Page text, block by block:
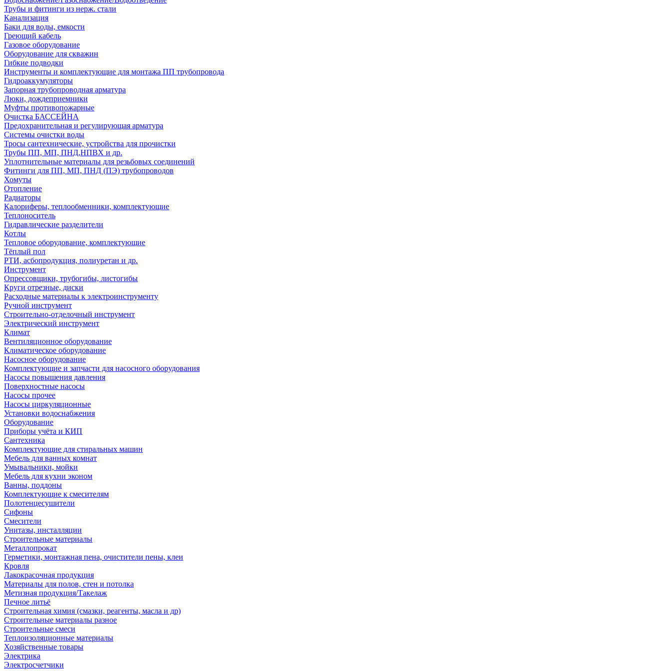
Трубы и фитинги из нерж. стали
Канализация
Баки для воды, емкости
Греющий кабель
Газовое оборудование
Оборудование для скважин
Гибкие подводки
Инструменты и комплектующие для монтажа ПП трубопровода
Гидроаккумуляторы
Запорная трубопроводная арматура
Люки, дождеприемники
Муфты противопожарные
Очистка БАССЕЙНА
Предохранительная и регулирующая арматура
Системы очистки воды
Тросы сантехнические, устройства для прочистки
Трубы ПП, МП, ПНД,НПВХ и др.
Уплотнительные материалы для резьбовых соединений
Фитинги для ПП, МП, ПНД (ПЭ) трубопроводов
Хомуты
Отопление
Радиаторы
Калориферы, теплообменники, комплектующие
Теплоноситель
Гидравлические разделители
Котлы
Тепловое оборудование, комплектующие
Тёплый пол
РТИ, асбопродукция, полиуретан и др.
Инструмент
Опрессовщики, трубогибы, листогибы
Круги отрезные, диски
Расходные материалы к электроинструменту
Ручной инструмент
Строительно-отделочный инструмент
Электрический инструмент
Климат
Вентиляционное оборудование
Климатическое оборудование
Насосное оборудование
Комплектующие и запчасти для насосного оборудования
Насосы повышения давления
Поверхностные насосы
Насосы прочее
Насосы циркуляционные
Установки водоснабжения
Оборудование
Приборы учёта и КИП
Сантехника
Комплектующие для стиральных машин
Мебель для ванных комнат
Умывальники, мойки
Мебель для кухни эконом
Ванны, поддоны
Комплектующие к смесителям
Полотенцесушители
Сифоны
Смесители
Унитазы, инсталляции
Строительные материалы
Металлопрокат
Герметики, монтажная пена, очистители пены, клеи
Кровля
Лакокрасочная продукция
Материалы для полов, стен и потолка
Метизная продукция/Такелаж
Печное литьё
Строительная химия (смазки, реагенты, масла и др)
Строительные материалы разное
Строительные смеси
Теплоизоляционные материалы
Хозяйственные товары
Электрика
Электросчетчики